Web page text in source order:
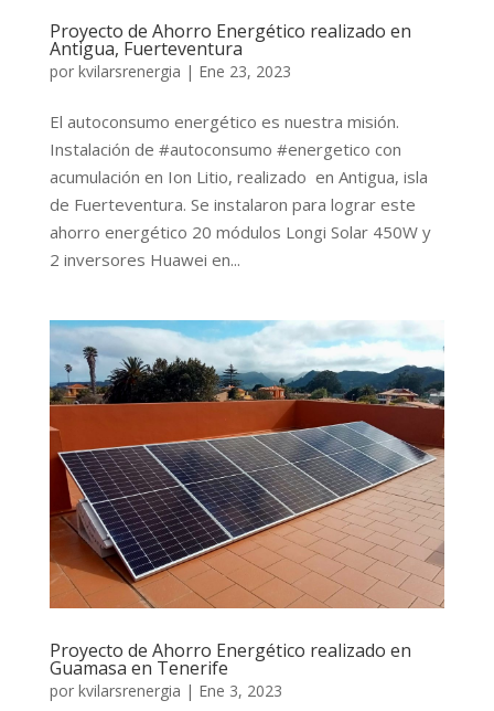
Proyecto de Ahorro Energético realizado en
Antigua, Fuerteventura
por kvilarsrenergia | Ene 23, 2023
El autoconsumo energético es nuestra misión.
Instalación de #autoconsumo #energetico con
acumulación en Ion Litio, realizado en Antigua, isla
de Fuerteventura. Se instalaron para lograr este
ahorro energético 20 módulos Longi Solar 450W y
2 inversores Huawei en...
Proyecto de Ahorro Energético realizado en
Guamasa en Tenerife
por kvilarsrenergia | Ene 3, 2023